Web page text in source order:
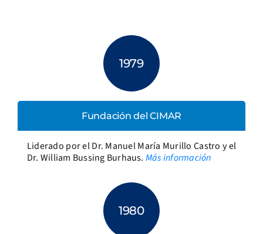
1979
Fundación del CIMAR
Liderado por el Dr. Manuel María Murillo Castro y el
Dr. William Bussing Burhaus. Más información
1980